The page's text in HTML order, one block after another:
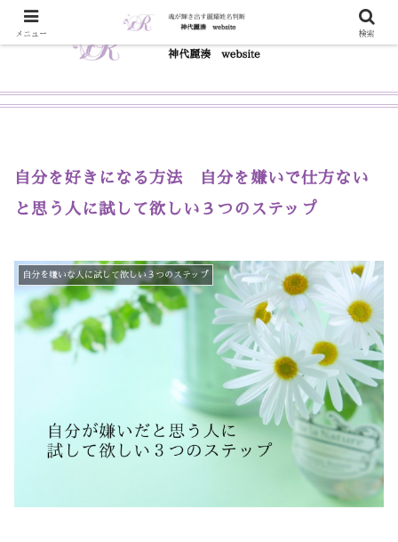
自分を好きになる方法 自分を嫌いで仕方ない
と思う人に試して欲しい３つのステップ
自分を嫌いな人に試して欲しい３つのステップ
メニュー 検索